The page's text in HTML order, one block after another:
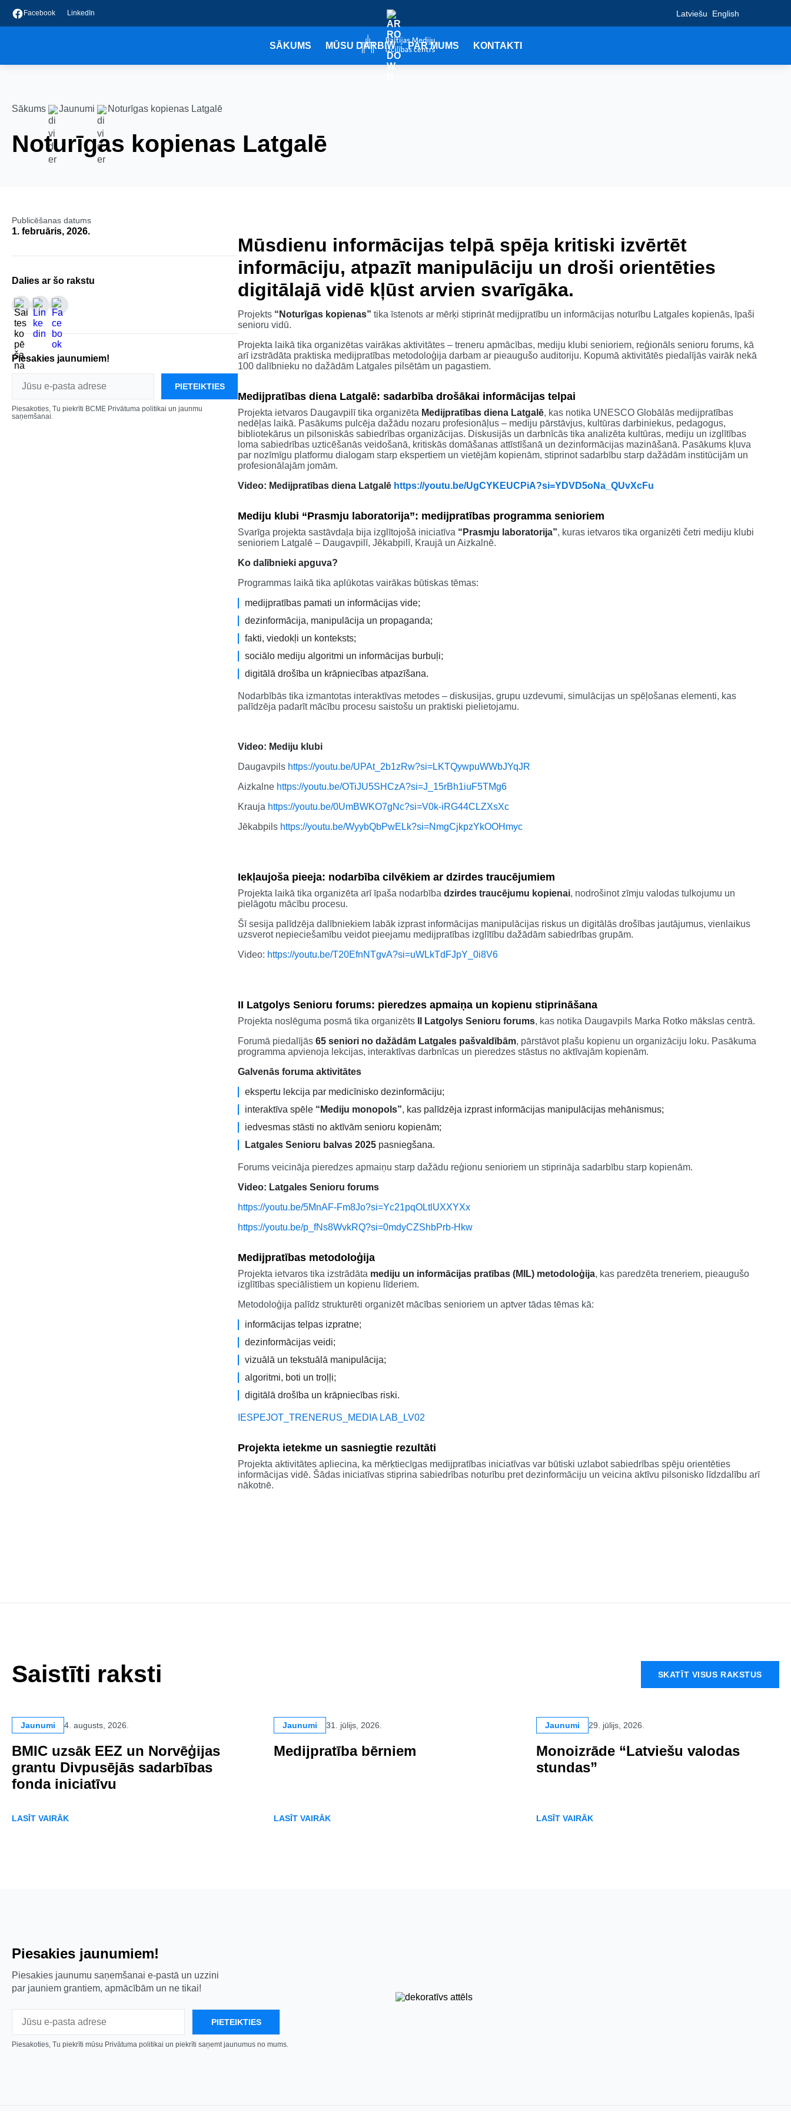
Facebook LinkedIn Latviešu English
SĀKUMS MŪSU DARBI PAR MUMS KONTAKTI
Sākums Jaunumi Noturīgas kopienas Latgalē
Noturīgas kopienas Latgalē
Publicēšanas datums
1. februāris, 2026.
Dalies ar šo rakstu
Piesakies jaunumiem!
PIETEIKTIES
Piesakoties, Tu piekrīti BCME Privātuma politikai un jaunmu
saņemšanai.
Mūsdienu informācijas telpā spēja kritiski izvērtēt
informāciju, atpazīt manipulāciju un droši orientēties
digitālajā vidē kļūst arvien svarīgāka.
Projekts “Noturīgas kopienas” tika īstenots ar mērķi stiprināt medijpratību un informācijas noturību Latgales kopienās, īpaši
senioru vidū.
Projekta laikā tika organizētas vairākas aktivitātes – treneru apmācības, mediju klubi senioriem, reģionāls senioru forums, kā
arī izstrādāta praktiska medijpratības metodoloģija darbam ar pieaugušo auditoriju. Kopumā aktivitātēs piedalījās vairāk nekā
100 dalībnieku no dažādām Latgales pilsētām un pagastiem.
Medijpratības diena Latgalē: sadarbība drošākai informācijas telpai
Projekta ietvaros Daugavpilī tika organizēta Medijpratības diena Latgalē, kas notika UNESCO Globālās medijpratības
nedēļas laikā. Pasākums pulcēja dažādu nozaru profesionāļus – mediju pārstāvjus, kultūras darbiniekus, pedagogus,
bibliotekārus un pilsoniskās sabiedrības organizācijas. Diskusijās un darbnīcās tika analizēta kultūras, mediju un izglītības
loma sabiedrības uzticēšanās veidošanā, kritiskās domāšanas attīstīšanā un dezinformācijas mazināšanā. Pasākums kļuva
par nozīmīgu platformu dialogam starp ekspertiem un vietējām kopienām, stiprinot sadarbību starp dažādām institūcijām un
profesionālajām jomām.
Video: Medijpratības diena Latgalē https://youtu.be/UgCYKEUCPiA?si=YDVD5oNa_QUvXcFu
Mediju klubi “Prasmju laboratorija”: medijpratības programma senioriem
Svarīga projekta sastāvdaļa bija izglītojošā iniciatīva “Prasmju laboratorija”, kuras ietvaros tika organizēti četri mediju klubi
senioriem Latgalē – Daugavpilī, Jēkabpilī, Kraujā un Aizkalnē.
Ko dalībnieki apguva?
Programmas laikā tika aplūkotas vairākas būtiskas tēmas:
medijpratības pamati un informācijas vide;
dezinformācija, manipulācija un propaganda;
fakti, viedokļi un konteksts;
sociālo mediju algoritmi un informācijas burbuļi;
digitālā drošība un krāpniecības atpazīšana.
Nodarbībās tika izmantotas interaktīvas metodes – diskusijas, grupu uzdevumi, simulācijas un spēļošanas elementi, kas
palīdzēja padarīt mācību procesu saistošu un praktiski pielietojamu.
Video: Mediju klubi
Daugavpils https://youtu.be/UPAt_2b1zRw?si=LKTQywpuWWbJYqJR
Aizkalne https://youtu.be/OTiJU5SHCzA?si=J_15rBh1iuF5TMg6
Krauja https://youtu.be/0UmBWKO7gNc?si=V0k-iRG44CLZXsXc
Jēkabpils https://youtu.be/WyybQbPwELk?si=NmgCjkpzYkOOHmyc
Iekļaujoša pieeja: nodarbība cilvēkiem ar dzirdes traucējumiem
Projekta laikā tika organizēta arī īpaša nodarbība dzirdes traucējumu kopienai, nodrošinot zīmju valodas tulkojumu un
pielāgotu mācību procesu.
Šī sesija palīdzēja dalībniekiem labāk izprast informācijas manipulācijas riskus un digitālās drošības jautājumus, vienlaikus
uzsverot nepieciešamību veidot pieejamu medijpratības izglītību dažādām sabiedrības grupām.
Video: https://youtu.be/T20EfnNTgvA?si=uWLkTdFJpY_0i8V6
II Latgolys Senioru forums: pieredzes apmaiņa un kopienu stiprināšana
Projekta noslēguma posmā tika organizēts II Latgolys Senioru forums, kas notika Daugavpils Marka Rotko mākslas centrā.
Forumā piedalījās 65 seniori no dažādām Latgales pašvaldībām, pārstāvot plašu kopienu un organizāciju loku. Pasākuma
programma apvienoja lekcijas, interaktīvas darbnīcas un pieredzes stāstus no aktīvajām kopienām.
Galvenās foruma aktivitātes
ekspertu lekcija par medicīnisko dezinformāciju;
interaktīva spēle “Mediju monopols”, kas palīdzēja izprast informācijas manipulācijas mehānismus;
iedvesmas stāsti no aktīvām senioru kopienām;
Latgales Senioru balvas 2025 pasniegšana.
Forums veicināja pieredzes apmaiņu starp dažādu reģionu senioriem un stiprināja sadarbību starp kopienām.
Video: Latgales Senioru forums
https://youtu.be/5MnAF-Fm8Jo?si=Yc21pqOLtlUXXYXx
https://youtu.be/p_fNs8WvkRQ?si=0mdyCZShbPrb-Hkw
Medijpratības metodoloģija
Projekta ietvaros tika izstrādāta mediju un informācijas pratības (MIL) metodoloģija, kas paredzēta treneriem, pieaugušo
izglītības speciālistiem un kopienu līderiem.
Metodoloģija palīdz strukturēti organizēt mācības senioriem un aptver tādas tēmas kā:
informācijas telpas izpratne;
dezinformācijas veidi;
vizuālā un tekstuālā manipulācija;
algoritmi, boti un troļļi;
digitālā drošība un krāpniecības riski.
IESPEJOT_TRENERUS_MEDIA LAB_LV02
Projekta ietekme un sasniegtie rezultāti
Projekta aktivitātes apliecina, ka mērķtiecīgas medijpratības iniciatīvas var būtiski uzlabot sabiedrības spēju orientēties
informācijas vidē. Šādas iniciatīvas stiprina sabiedrības noturību pret dezinformāciju un veicina aktīvu pilsonisko līdzdalību arī
nākotnē.
Saistīti raksti SKATĪT VISUS RAKSTUS
Jaunumi 4. augusts, 2026.
BMIC uzsāk EEZ un Norvēģijas
grantu Divpusējās sadarbības
fonda iniciatīvu
LASĪT VAIRĀK
Jaunumi 31. jūlijs, 2026.
Medijpratība bērniem
LASĪT VAIRĀK
Jaunumi 29. jūlijs, 2026.
Monoizrāde “Latviešu valodas
stundas”
LASĪT VAIRĀK
Piesakies jaunumiem!
Piesakies jaunumu saņemšanai e-pastā un uzzini
par jauniem grantiem, apmācībām un ne tikai!
Piesakoties, Tu piekrīti mūsu Privātuma politikai un piekrīti saņemt jaunumus no mums.